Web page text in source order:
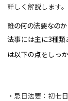
詳しく解説します。
誰の何の法要なのか
法事には主に3種
は以下の点をしっ
・忌日法要：初七